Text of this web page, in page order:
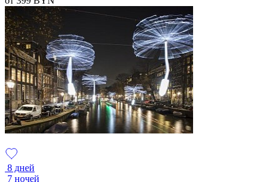
8 дней
7 ночей